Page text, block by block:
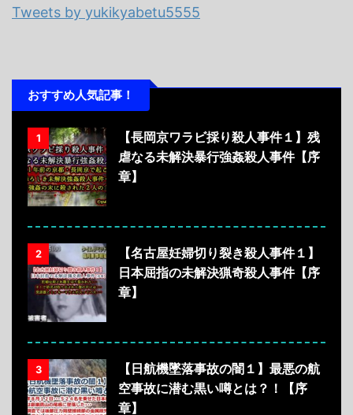
Tweets by yukikyabetu5555
おすすめ人気記事！
1
【長岡京ワラビ採り殺人事件１】残
虐なる未解決暴行強姦殺人事件【序
章】
2
【名古屋妊婦切り裂き殺人事件１】
日本屈指の未解決猟奇殺人事件【序
章】
3
【日航機墜落事故の闇１】最悪の航
空事故に潜む黒い噂とは？！【序
章】